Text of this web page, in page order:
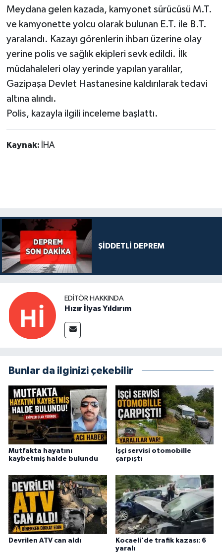
Meydana gelen kazada, kamyonet sürücüsü M.T.
ve kamyonette yolcu olarak bulunan E.T. ile B.T.
yaralandı. Kazayı görenlerin ihbarı üzerine olay
yerine polis ve sağlık ekipleri sevk edildi. İlk
müdahaleleri olay yerinde yapılan yaralılar,
Gazipaşa Devlet Hastanesine kaldırılarak tedavi
altına alındı.
Polis, kazayla ilgili inceleme başlattı.
Kaynak: İHA
ŞİDDETLİ DEPREM
EDITÖR HAKKINDA
Hızır İlyas Yıldırım
Bunlar da ilginizi çekebilir
Mutfakta hayatını
kaybetmiş halde bulundu
İşçi servisi otomobille
çarpıştı
Devrilen ATV can aldı
Kocaeli'de trafik kazası: 6
yaralı